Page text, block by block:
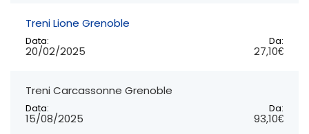
Treni Lione Grenoble
Data:
20/02/2025
Da:
27,10€
Treni Carcassonne Grenoble
Data:
15/08/2025
Da:
93,10€